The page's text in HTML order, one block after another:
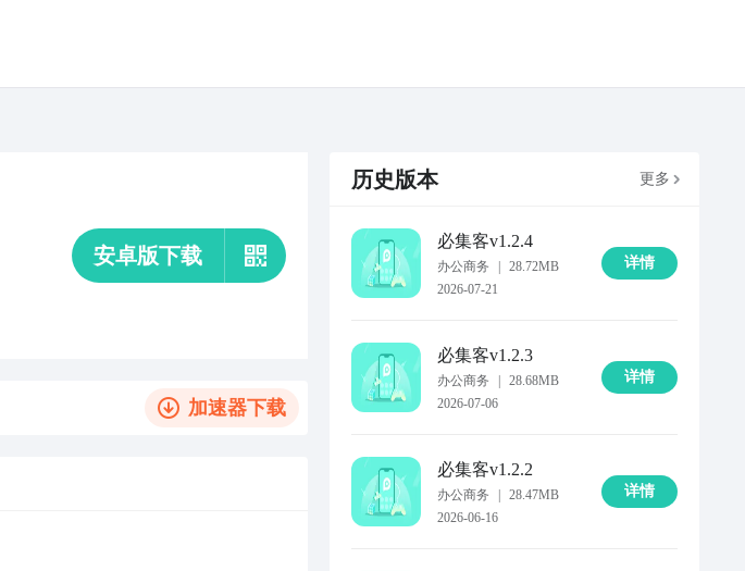
安卓版下载
加速器下载
历史版本 更多
必集客v1.2.4
办公商务
28.72MB
2026-07-21
详情
必集客v1.2.3
办公商务
28.68MB
2026-07-06
详情
必集客v1.2.2
办公商务
28.47MB
2026-06-16
详情